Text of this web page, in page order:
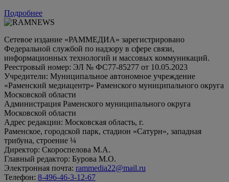
Подробнее
Сетевое издание «РАММЕДИА» зарегистрировано
Федеральной службой по надзору в сфере связи,
информационных технологий и массовых коммуникаций.
Реестровый номер: ЭЛ № ФС77-85277 от 10.05.2023
Учредители: Муниципальное автономное учреждение
«Раменский медиацентр» Раменского муниципального округа
Московской области
Администрация Раменского муниципального округа
Московской области
Адрес редакции: Московская область, г.
Раменское, городской парк, стадион «Сатурн», западная
трибуна, строение ¼
Директор: Скороспелова М.А.
Главный редактор: Бурова М.О.
Электронная почта: rammedia22@mail.ru
Телефон: 8-496-46-3-12-67